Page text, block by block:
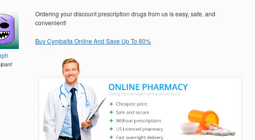
Ordering your discount prescription drugs from us is easy, safe, and
convenient!
Buy Cymbalta Online And Save Up To 80%